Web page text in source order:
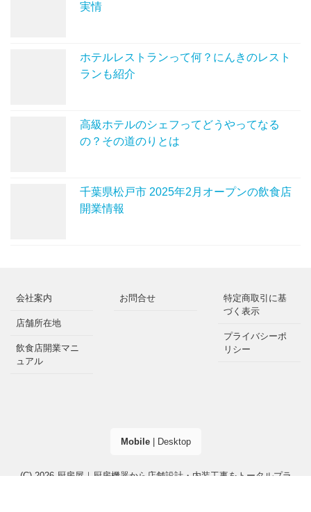
実情
ホテルレストランって何？にんきのレスト
ランも紹介
高級ホテルのシェフってどうやってなる
の？その道のりとは
千葉県松戸市 2025年2月オープンの飲食店
開業情報
会社案内
店舗所在地
飲食店開業マニ
ュアル
お問合せ
特定商取引に基
づく表示
プライバシーポ
リシー
Mobile| Desktop
(C) 2026 厨房屋｜厨房機器から店舗設計・内装工事をトータルプラ